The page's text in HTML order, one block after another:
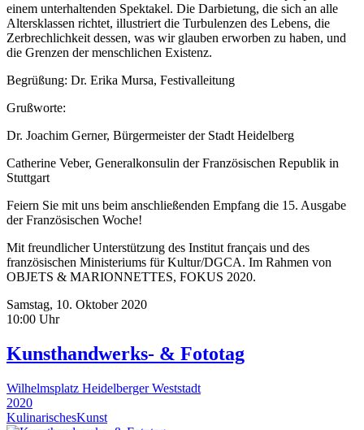
einem unterhaltenden Spektakel. Die Darbietung, die sich an alle
Altersklassen richtet, illustriert die Turbulenzen des Lebens, die
Zerbrechlichkeit dessen, was wir glauben erworben zu haben, und
die Grenzen der menschlichen Existenz.
Begrüßung: Dr. Erika Mursa, Festivalleitung
Grußworte:
Dr. Joachim Gerner, Bürgermeister der Stadt Heidelberg
Catherine Veber, Generalkonsulin der Französischen Republik in
Stuttgart
Feiern Sie mit uns beim anschließenden Empfang die 15. Ausgabe
der Französischen Woche!
Mit freundlicher Unterstützung des Institut français und des
französischen Ministeriums für Kultur/DGCA. Im Rahmen von
OBJETS & MARIONNETTES, FOKUS 2020.
Samstag, 10. Oktober 2020
10:00 Uhr
Kunsthandwerks- & Fototag
Wilhelmsplatz Heidelberger Weststadt
2020
KulinarischesKunst